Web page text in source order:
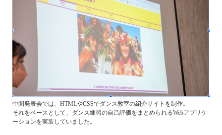
中間発表会では、HTMLやCSSでダンス教室の紹介サイトを制作。
それをベースとして、ダンス練習の自己評価をまとめられるWebアプリケ
ーションを実装していました。